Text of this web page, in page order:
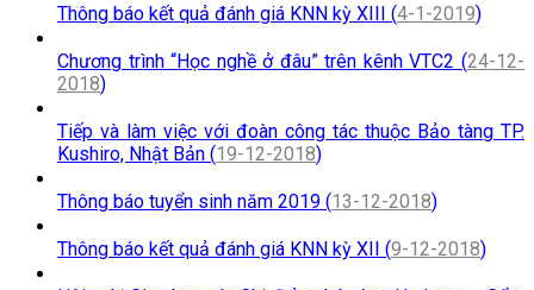
Thông báo kết quả đánh giá KNN kỳ XIII (4-1-2019)
Chương trình “Học nghề ở đâu” trên kênh VTC2 (24-12-
2018)
Tiếp và làm việc với đoàn công tác thuộc Bảo tàng TP.
Kushiro, Nhật Bản (19-12-2018)
Thông báo tuyển sinh năm 2019 (13-12-2018)
Thông báo kết quả đánh giá KNN kỳ XII (9-12-2018)